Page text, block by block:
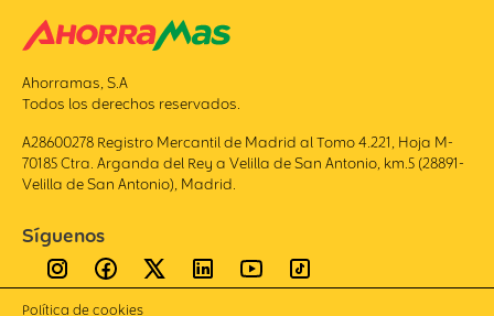
Ahorramas, S.A
Todos los derechos reservados.
A28600278 Registro Mercantil de Madrid al Tomo 4.221, Hoja M-
70185 Ctra. Arganda del Rey a Velilla de San Antonio, km.5 (28891-
Velilla de San Antonio), Madrid.
Síguenos
Política de cookies